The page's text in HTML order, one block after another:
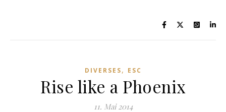
DIVERSES, ESC
Rise like a Phoenix
11. Mai 2014